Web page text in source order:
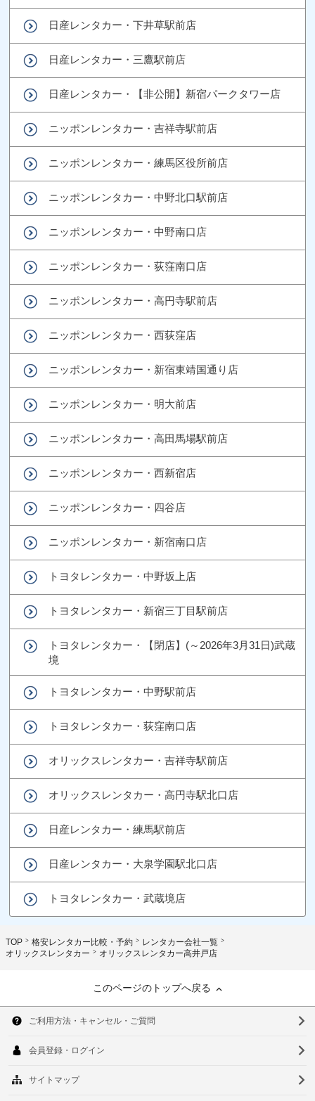
日産レンタカー・下井草駅前店
日産レンタカー・三鷹駅前店
日産レンタカー・【非公開】新宿パークタワー店
ニッポンレンタカー・吉祥寺駅前店
ニッポンレンタカー・練馬区役所前店
ニッポンレンタカー・中野北口駅前店
ニッポンレンタカー・中野南口店
ニッポンレンタカー・荻窪南口店
ニッポンレンタカー・高円寺駅前店
ニッポンレンタカー・西荻窪店
ニッポンレンタカー・新宿東靖国通り店
ニッポンレンタカー・明大前店
ニッポンレンタカー・高田馬場駅前店
ニッポンレンタカー・西新宿店
ニッポンレンタカー・四谷店
ニッポンレンタカー・新宿南口店
トヨタレンタカー・中野坂上店
トヨタレンタカー・新宿三丁目駅前店
トヨタレンタカー・【閉店】(～2026年3月31日)武蔵
境
トヨタレンタカー・中野駅前店
トヨタレンタカー・荻窪南口店
オリックスレンタカー・吉祥寺駅前店
オリックスレンタカー・高円寺駅北口店
日産レンタカー・練馬駅前店
日産レンタカー・大泉学園駅北口店
トヨタレンタカー・武蔵境店
TOP 格安レンタカー比較・予約
レンタカー会社一覧
オリックスレンタカー
オリックスレンタカー高井戸店
このページのトップへ戻る